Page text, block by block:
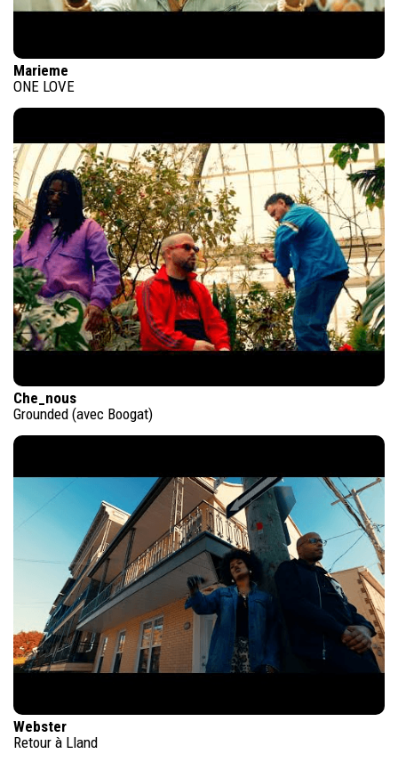
Marieme
ONE LOVE
Che_nous
Grounded (avec Boogat)
Webster
Retour à Lland